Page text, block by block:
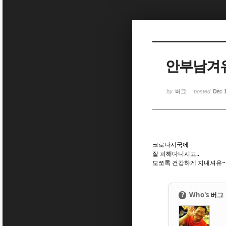
안부남겨
by 버그 posted Dec
코로나시국에
잘 피해다니시고..
모쪼록 건강하게 지내셔유~
? Who's 버그
Sketchbook5, 스케치북5
Sketchbook5, 스케치북5
Sketchbook5, 스케치북5
Sketchbook5, 스케치북5